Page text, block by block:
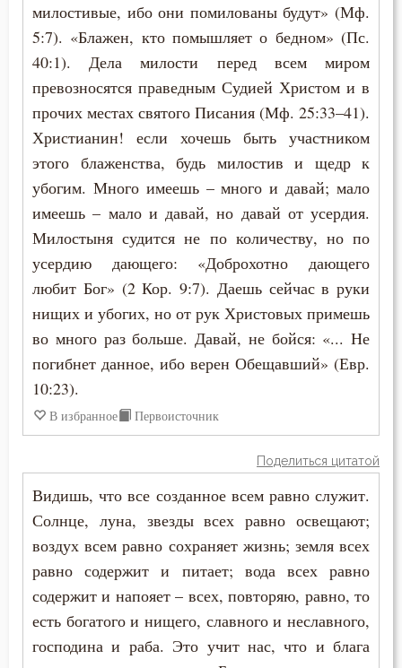
милостивые, ибо они помилованы будут» (Мф.
5:7). «Блажен, кто помышляет о бедном» (Пс.
40:1). Дела милости перед всем миром
превозносятся праведным Судией Христом и в
прочих местах святого Писания (Мф. 25:33–41).
Христианин! если хочешь быть участником
этого блаженства, будь милостив и щедр к
убогим. Много имеешь – много и давай; мало
имеешь – мало и давай, но давай от усердия.
Милостыня судится не по количеству, но по
усердию дающего: «Доброхотно дающего
любит Бог» (2 Кор. 9:7). Даешь сейчас в руки
нищих и убогих, но от рук Христовых примешь
во много раз больше. Давай, не бойся: «... Не
погибнет данное, ибо верен Обещавший» (Евр.
10:23).
В избранное Первоисточник
Поделиться цитатой
Видишь, что все созданное всем равно служит.
Солнце, луна, звезды всех равно освещают;
воздух всем равно сохраняет жизнь; земля всех
равно содержит и питает; вода всех равно
содержит и напояет – всех, повторяю, равно, то
есть богатого и нищего, славного и неславного,
господина и раба. Это учит нас, что и блага